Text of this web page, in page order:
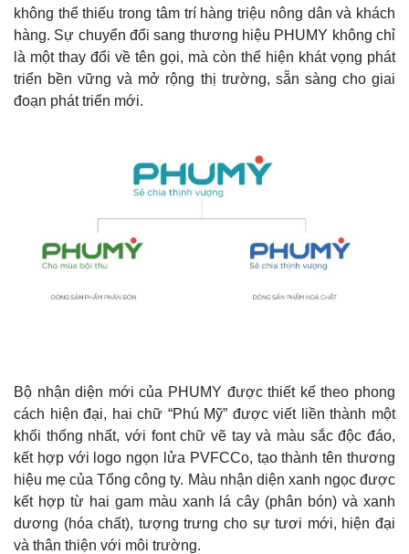
không thể thiếu trong tâm trí hàng triệu nông dân và khách
hàng. Sự chuyển đổi sang thương hiệu PHUMY không chỉ
là một thay đổi về tên gọi, mà còn thể hiện khát vọng phát
triển bền vững và mở rộng thị trường, sẵn sàng cho giai
đoạn phát triển mới.
Bộ nhận diện mới của PHUMY được thiết kế theo phong
cách hiện đại, hai chữ “Phú Mỹ” được viết liền thành một
khối thống nhất, với font chữ vẽ tay và màu sắc độc đáo,
kết hợp với logo ngọn lửa PVFCCo, tạo thành tên thương
hiệu mẹ của Tổng công ty. Màu nhận diện xanh ngọc được
kết hợp từ hai gam màu xanh lá cây (phân bón) và xanh
dương (hóa chất), tượng trưng cho sự tươi mới, hiện đại
và thân thiện với môi trường.